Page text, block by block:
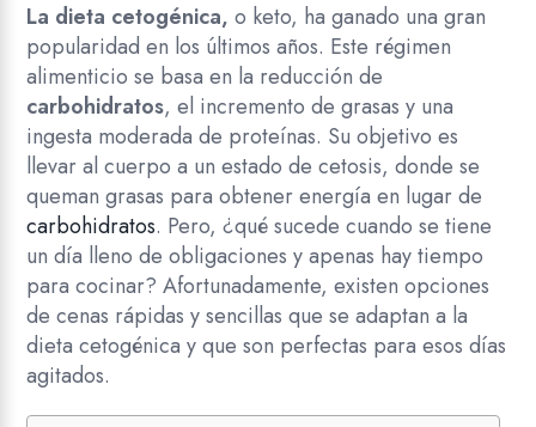
La dieta cetogénica, o keto, ha ganado una gran
popularidad en los últimos años. Este régimen
alimenticio se basa en la reducción de
carbohidratos, el incremento de grasas y una
ingesta moderada de proteínas. Su objetivo es
llevar al cuerpo a un estado de cetosis, donde se
queman grasas para obtener energía en lugar de
carbohidratos. Pero, ¿qué sucede cuando se tiene
un día lleno de obligaciones y apenas hay tiempo
para cocinar? Afortunadamente, existen opciones
de cenas rápidas y sencillas que se adaptan a la
dieta cetogénica y que son perfectas para esos días
agitados.